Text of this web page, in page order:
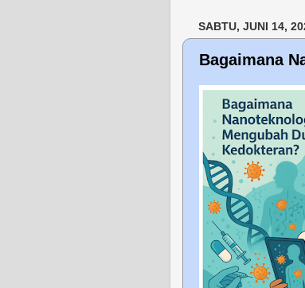
SABTU, JUNI 14,
Bagaimana